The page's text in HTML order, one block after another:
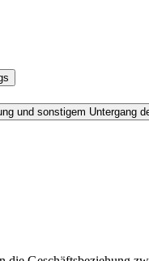
und sonstigem Untergang